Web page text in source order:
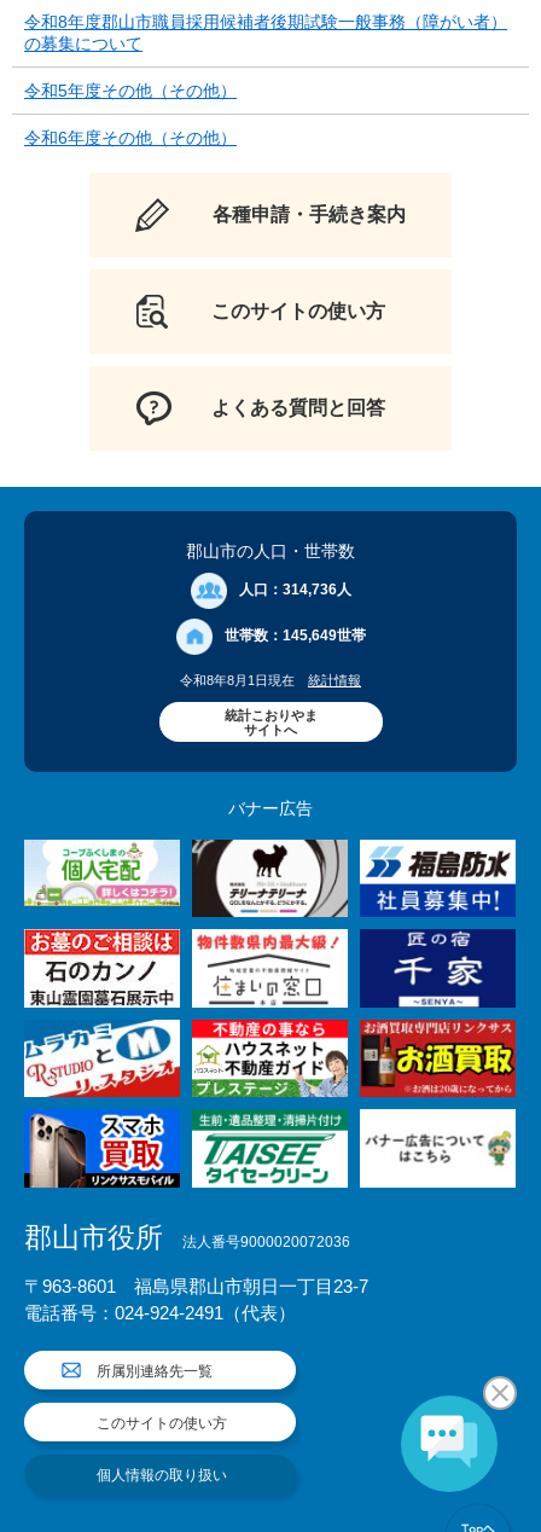
令和8年度郡山市職員採用候補者後期試験一般事務（障がい者）
の募集について
令和5年度その他（その他）
令和6年度その他（その他）
各種申請・手続き案内
このサイトの使い方
よくある質問と回答
郡山市の人口 ・世帯数
人口： 314,736人
世帯数： 145,649世帯
令和8年8月1日現在 統計情報
統計こおりやま
サイトへ
バナー広告
郡山市役所 法人番号9000020072036
〒963-8601 福島県郡山市朝日一丁目23-7
電話番号：024-924-2491（代表）
所属別連絡先一覧
このサイトの使い方
個人情報の取り扱い